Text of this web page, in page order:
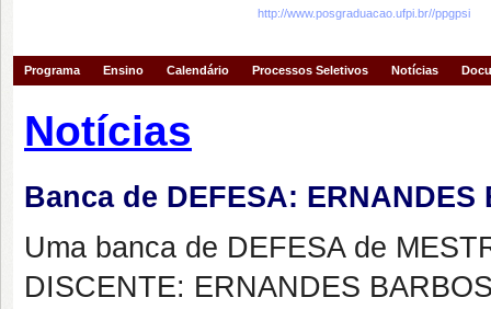
http://www.posgraduacao.ufpi.br//ppgpsi
Programa Ensino Calendário Processos Seletivos Notícias
Notícias
Banca de DEFESA: ERNANDES
Uma banca de DEFESA de
DISCENTE: ERNANDES